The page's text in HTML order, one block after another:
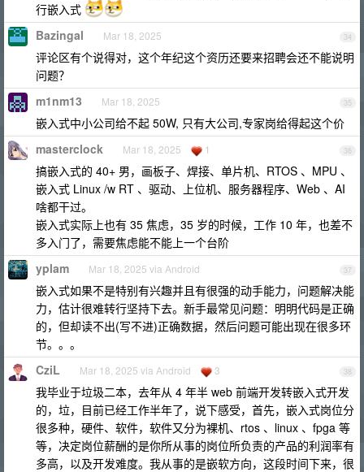
行嵌入式
34
Bazingal Mar 18, 2025
评论区有个说得对，这个年纪这个资历还要来招聘会还不能说明
问题？
35
m1nm13 Mar 18, 2025
嵌入式中小公司给不起 50W, 只有大公司,专家岗给得起这个价
36
masterclock Mar 18, 2025 1
搞嵌入式的 40+ 男，画板子、焊接、单片机、RTOS 、MPU 、
嵌入式 Linux /w RT 、驱动、上位机、服务器程序、Web 、AI
啥都干过。
嵌入式实际上也有 35 焦虑，35 岁的时候，工作 10 年，也差不
多入门了，需要焦虑能不能上一个台阶
37
yplam Mar 18, 2025 via Android
嵌入式如果不是特别有兴趣并且有很强的动手能力，问题解决能
力，估计很难转行坚持下去。新手最常见问题：明明代码是正确
的，但却读不出(写不进)正确数据，然后问题可能出现在很多环
节。。。
38
CziL Mar 18, 2025 via Android 3
我毕业于垃圾二本，去年从 4 年半 web 前端开发转嵌入式开发
的，垃，目前已经工作半年了，说下感受，首先，嵌入式岗位分
很多种，硬件、软件，软件又分为裸机、rtos 、linux 、fpga 等
等，决定岗位薪酬的是你所从事的岗位所负责的产品的利润率有
多高，以及开发难度。我从事的是嵌软方向，这段时间下来，很